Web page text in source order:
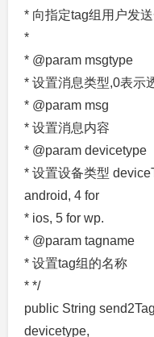
* 向指定tag组用户发
*
* @param msgtype
* 设置消息类型,0表示
* @param msg
* 设置消息内容
* @param devicetype
* 设置设备类型
android, 4 for
* ios, 5 for wp.
* @param tagname
* 设置tag组的名称
* */
public String
devicetype,